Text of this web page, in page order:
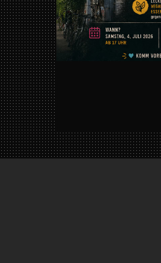
Treibeis
Altona